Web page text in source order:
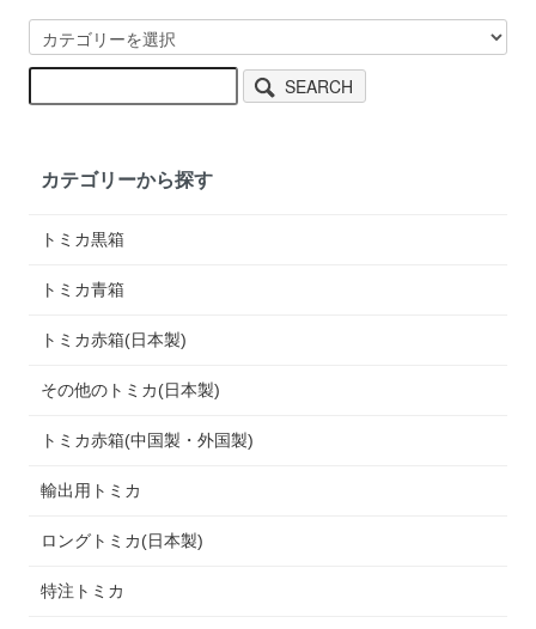
SEARCH
カテゴリーから探す
トミカ黒箱
トミカ青箱
トミカ赤箱(日本製)
その他のトミカ(日本製)
トミカ赤箱(中国製・外国製)
輸出用トミカ
ロングトミカ(日本製)
特注トミカ